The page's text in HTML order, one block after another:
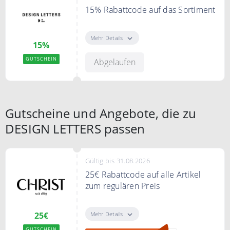
15%
GUTSCHEIN
15% Rabattcode auf das Sortiment
und sparen Sie 15% auf Ihre
Bedingungen
Mehr Details
Abgelaufen
Gutscheine und Angebote, die zu
DESIGN LETTERS passen
25€
Gültig bis 31.08.2026
25€ Rabattcode auf alle Artikel
zum regulären Preis
Artikel zum regulären Preis sparen
Mehr Details